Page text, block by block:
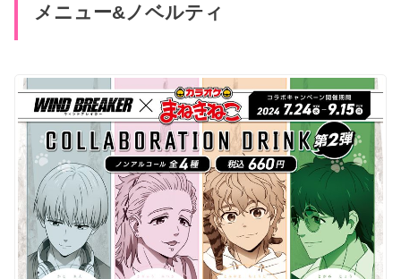
メニュー&ノベルティ